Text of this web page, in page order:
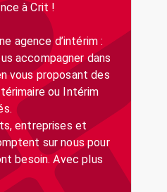
à Crit !
agence d’intérim :
accompagner dans
vous proposant des
ou Intérim
entreprises et
sur nous pour
besoin. Avec plus